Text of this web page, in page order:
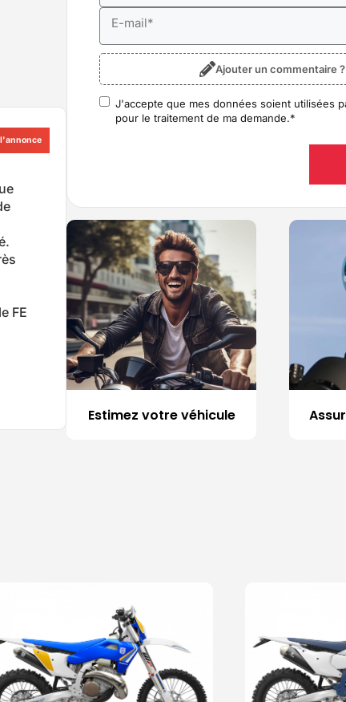
FE
E-mail*
Ajouter un commentaire ?
RGPD*
J'accepte que mes données soient utilisées
pour le traitement de ma demande.*
Estimez votre véhicule